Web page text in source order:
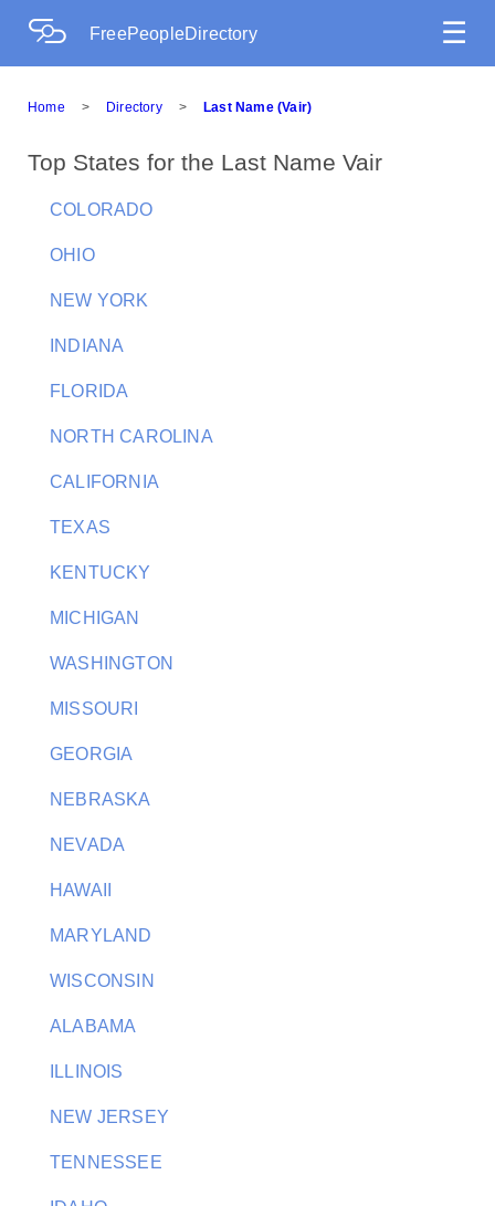
FreePeopleDirectory ☰
Home > Directory > Last Name (Vair)
Top States for the Last Name Vair
COLORADO
OHIO
NEW YORK
INDIANA
FLORIDA
NORTH CAROLINA
CALIFORNIA
TEXAS
KENTUCKY
MICHIGAN
WASHINGTON
MISSOURI
GEORGIA
NEBRASKA
NEVADA
HAWAII
MARYLAND
WISCONSIN
ALABAMA
ILLINOIS
NEW JERSEY
TENNESSEE